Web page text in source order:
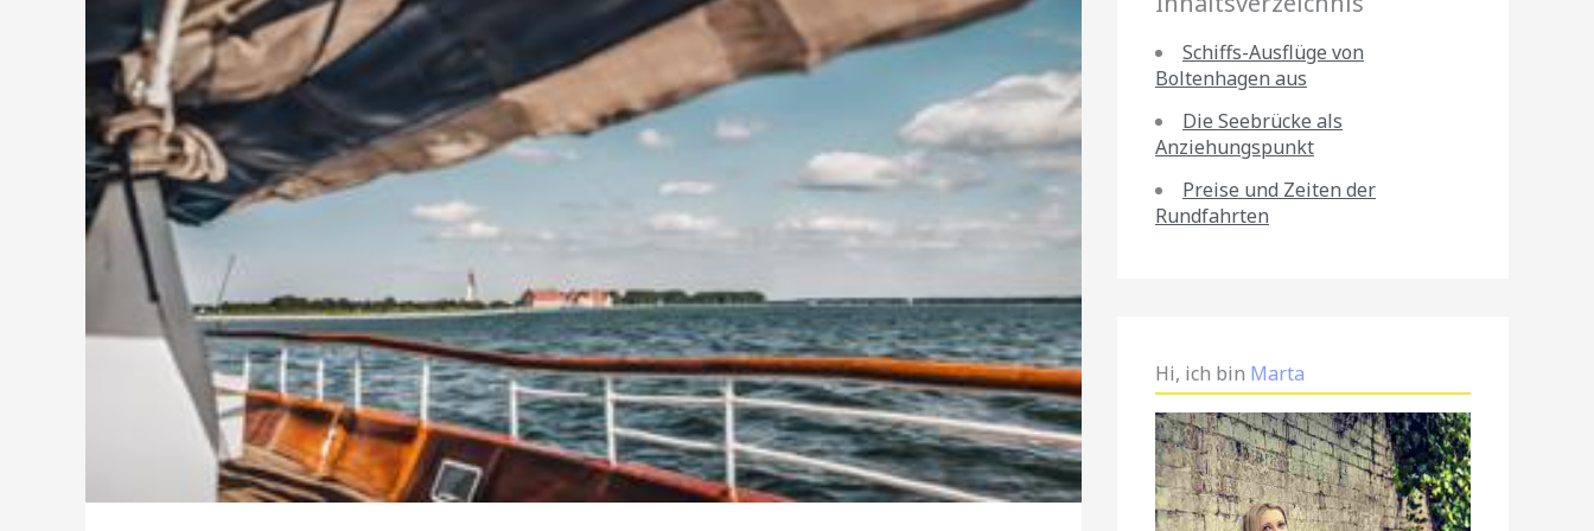
Schiffs-Ausflüge von
Boltenhagen aus
Die Seebrücke als
Anziehungspunkt
Preise und Zeiten der
Rundfahrten
Hi, ich bin Marta